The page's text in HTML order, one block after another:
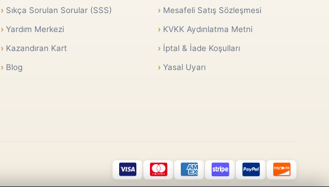
Sıkça Sorulan Sorular (SSS)
Yardım Merkezi
Kazandıran Kart
Blog
Mesafeli Satış Sözleşmesi
KVKK Aydınlatma Metni
İptal & İade Koşulları
Yasal Uyarı